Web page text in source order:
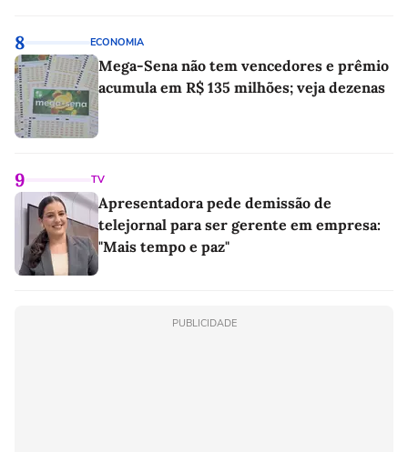
8 ECONOMIA
Mega-Sena não tem vencedores e prêmio
acumula em R$ 135 milhões; veja dezenas
9 TV
Apresentadora pede demissão de
telejornal para ser gerente em empresa:
"Mais tempo e paz"
PUBLICIDADE